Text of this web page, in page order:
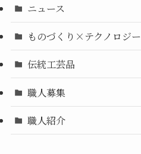
ニュース
ものづくり×テクノロジー
伝統工芸品
職人募集
職人紹介